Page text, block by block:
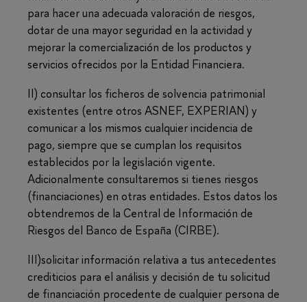
para hacer una adecuada valoración de riesgos,
dotar de una mayor seguridad en la actividad y
mejorar la comercialización de los productos y
servicios ofrecidos por la Entidad Financiera.
II) consultar los ficheros de solvencia patrimonial
existentes (entre otros ASNEF, EXPERIAN) y
comunicar a los mismos cualquier incidencia de
pago, siempre que se cumplan los requisitos
establecidos por la legislación vigente.
Adicionalmente consultaremos si tienes riesgos
(financiaciones) en otras entidades. Estos datos los
obtendremos de la Central de Información de
Riesgos del Banco de España (CIRBE).
III)solicitar información relativa a tus antecedentes
crediticios para el análisis y decisión de tu solicitud
de financiación procedente de cualquier persona de